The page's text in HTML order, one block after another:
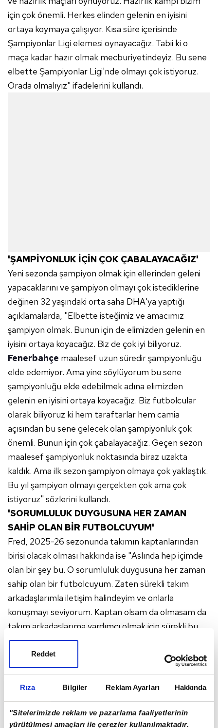
Rıza Bilgiler Reklam Ayarları Hakkında
"Sitelerimizde reklam ve pazarlama faaliyetlerinin
yürütülmesi amaçları ile çerezler kullanılmaktadır.
Reddet
için çok önemli. Herkes elinden gelenin en iyisini
ortaya koymaya çalışıyor. Kısa süre içerisinde
Şampiyonlar Ligi elemesi oynayacağız. Tabii ki o
maça kadar hazır olmak mecburiyetindeyiz. Bu sene
elbette Şampiyonlar Ligi'nde olmayı çok istiyoruz.
Orada olmalıyız" ifadelerini kullandı.
'ŞAMPİYONLUK İÇİN ÇOK ÇABALAYACAĞIZ'
Yeni sezonda şampiyon olmak için ellerinden geleni
yapacaklarını ve şampiyon olmayı çok istediklerine
değinen 32 yaşındaki orta saha DHA'ya yaptığı
açıklamalarda, "Elbette isteğimiz ve amacımız
şampiyon olmak. Bunun için de elimizden gelenin en
iyisini ortaya koyacağız. Biz de çok iyi biliyoruz.
Fenerbahçe maalesef uzun süredir şampiyonluğu
elde edemiyor. Ama yine söylüyorum bu sene
şampiyonluğu elde edebilmek adına elimizden
gelenin en iyisini ortaya koyacağız. Biz futbolcular
olarak biliyoruz ki hem taraftarlar hem camia
açısından bu sene gelecek olan şampiyonluk çok
önemli. Bunun için çok çabalayacağız. Geçen sezon
maalesef şampiyonluk noktasında biraz uzakta
kaldık. Ama ilk sezon şampiyon olmaya çok yaklaştık.
Bu yıl şampiyon olmayı gerçekten çok ama çok
istiyoruz" sözlerini kullandı.
'SORUMLULUK DUYGUSUNA HER ZAMAN
SAHİP OLAN BİR FUTBOLCUYUM'
Fred, 2025-26 sezonunda takımın kaptanlarından
birisi olacak olması hakkında ise "Aslında hep içimde
olan bir şey bu. O sorumluluk duygusuna her zaman
sahip olan bir futbolcuyum. Zaten sürekli takım
arkadaşlarımla iletişim halindeyim ve onlarla
konuşmayı seviyorum. Kaptan olsam da olmasam da
takım arkadaşlarıma yardımcı olmak için sürekli bu
iletişimi sergilemeye çalışıyorum. Çünkü daima
kazanmayı isteyen bir futbolcuyum. Aynı şekilde
onlara bu anlamda yardımcı olmaya çalışıyorum.
Takımın içerisinde iki kaptanımız var. İrfan ve Mert
elimden gelenin en iyisini yaparım. Takıma, genç
oyunculara yardımcı olabilmek, hatalarını düzeltmek